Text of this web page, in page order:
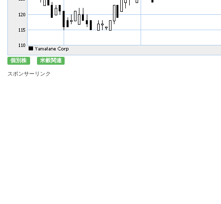
個別株 米穀関連
スポンサーリンク